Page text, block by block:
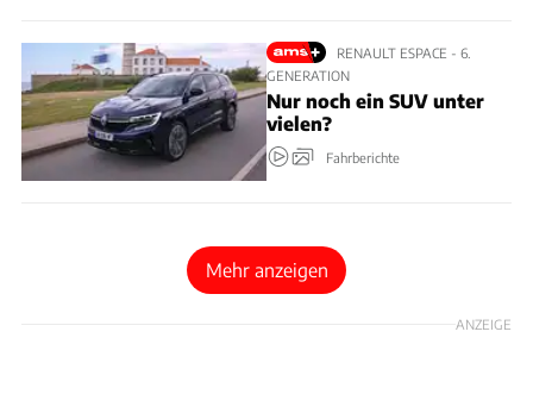
RENAULT ESPACE - 6.
GENERATION
Nur noch ein SUV unter
vielen?
Fahrberichte
Mehr anzeigen
ANZEIGE